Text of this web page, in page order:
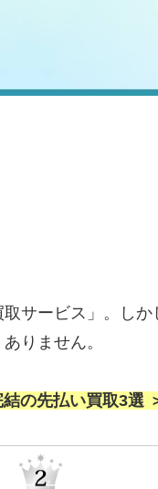
サービス」。し
りません。
結の先払い買取3選